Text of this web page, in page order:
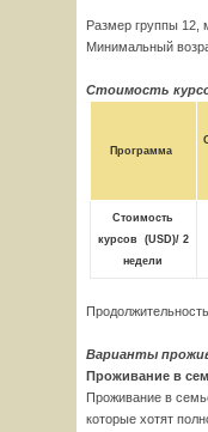
Размер группы 12,
Минимальный
Стоимость
Программа
Стоимость
курсов (USD)/ 2
недели
Варианты
Проживание в
Проживание в
которые хотят